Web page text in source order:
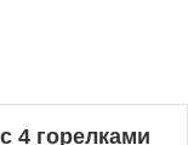
4 горелками